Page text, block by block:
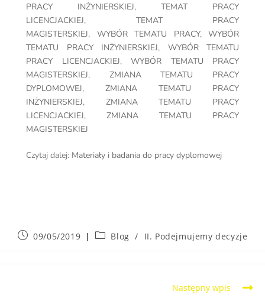
PRACY INŻYNIERSKIEJ,
TEMAT PRACY
LICENCJACKIEJ,
TEMAT PRACY
MAGISTERSKIEJ, WYBÓR TEMATU PRACY,
WYBÓR
TEMATU PRACY INŻYNIERSKIEJ,
WYBÓR TEMATU
PRACY LICENCJACKIEJ,
WYBÓR TEMATU PRACY
MAGISTERSKIEJ,
ZMIANA TEMATU PRACY
DYPLOMOWEJ,
ZMIANA TEMATU PRACY
INŻYNIERSKIEJ,
ZMIANA TEMATU PRACY
LICENCJACKIEJ,
ZMIANA TEMATU PRACY
MAGISTERSKIEJ
Czytaj dalej: Materiały i badania do pracy dyplomowej
09/05/2019 Blog / II. Podejmujemy decyzje
Następny wpis